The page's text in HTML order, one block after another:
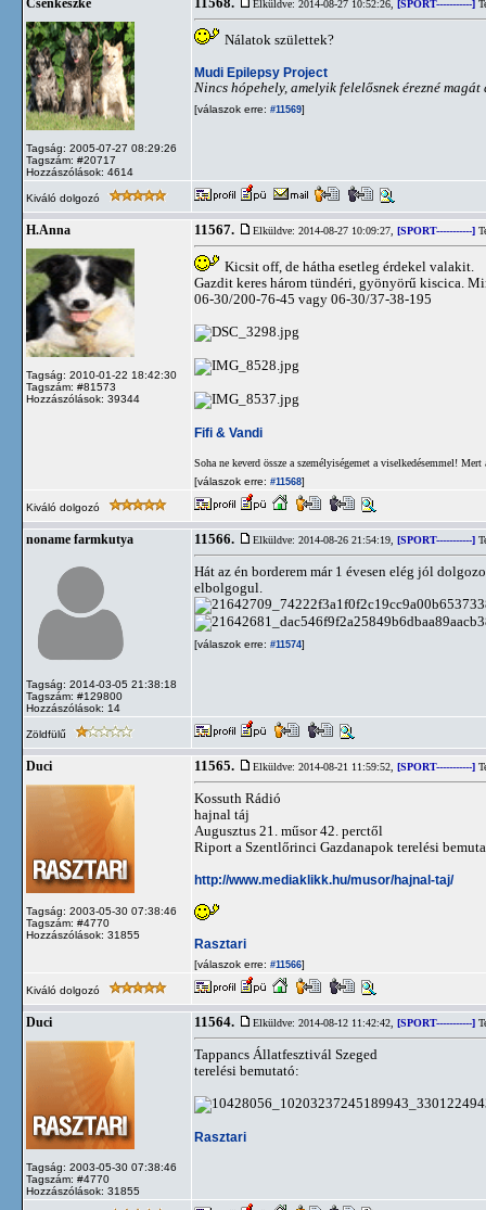
Csenkeszke
Tagság: 2005-07-27 08:29:26
Tagszám: #20717
Hozzászólások: 4614
11568. Elküldve: 2014-08-27 10:52:26, [SPORT-----------]
Nálatok születtek?
Mudi Epilepsy Project
Nincs hópehely, amelyik felelősnek érezné
[válaszok erre: #11569]
Kiváló dolgozó
H.Anna
Tagság: 2010-01-22 18:42:30
Tagszám: #81573
Hozzászólások: 39344
11567. Elküldve: 2014-08-27 10:09:27, [SPORT-----------]
Kicsit off, de hátha esetleg érdekel valakit.
Gazdit keres három tündéri, gyönyörű kiscica.
06-30/200-76-45 vagy 06-30/37-38-195
Fifi & Vandi
Soha ne keverd össze a személyiségemet a viselkedésemmel!
[válaszok erre: #11568]
Kiváló dolgozó
noname farmkutya
Tagság: 2014-03-05 21:38:18
Tagszám: #129800
Hozzászólások: 14
11566. Elküldve: 2014-08-26 21:54:19, [SPORT-----------]
Hát az én borderem már 1 évesen elég jól
elbolgogul.
[válaszok erre: #11574]
Zöldfülű
Duci
Tagság: 2003-05-30 07:38:46
Tagszám: #4770
Hozzászólások: 31855
11565. Elküldve: 2014-08-21 11:59:52, [SPORT-----------]
Kossuth Rádió
hajnal táj
Augusztus 21. műsor 42. perctől
Riport a Szentlőrinci Gazdanapok terelési
http://www.mediaklikk.hu/musor/hajnal-taj/
Rasztari
[válaszok erre: #11566]
Kiváló dolgozó
Duci
Tagság: 2003-05-30 07:38:46
Tagszám: #4770
Hozzászólások: 31855
11564. Elküldve: 2014-08-12 11:42:42, [SPORT-----------]
Tappancs Állatfesztivál Szeged
terelési bemutató:
Rasztari